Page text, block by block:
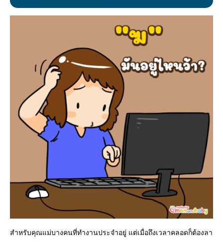
สำหรับคุณแม่บางคนที่ทำงานประจำอยู่ แต่เมื่อถึงเวลาคลอดก็ต้องลา